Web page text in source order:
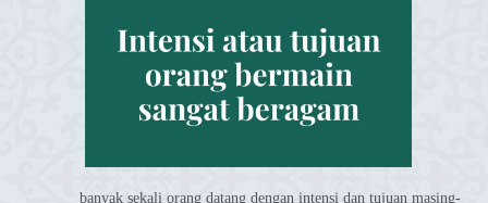
banyak sekali orang datang dengan intensi dan tujuan masing-